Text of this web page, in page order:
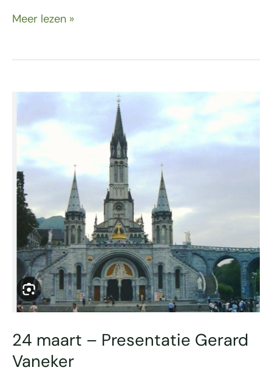
Meer lezen »
24 maart – Presentatie Gerard
Vaneker
24
–
Gerard
Vaneker